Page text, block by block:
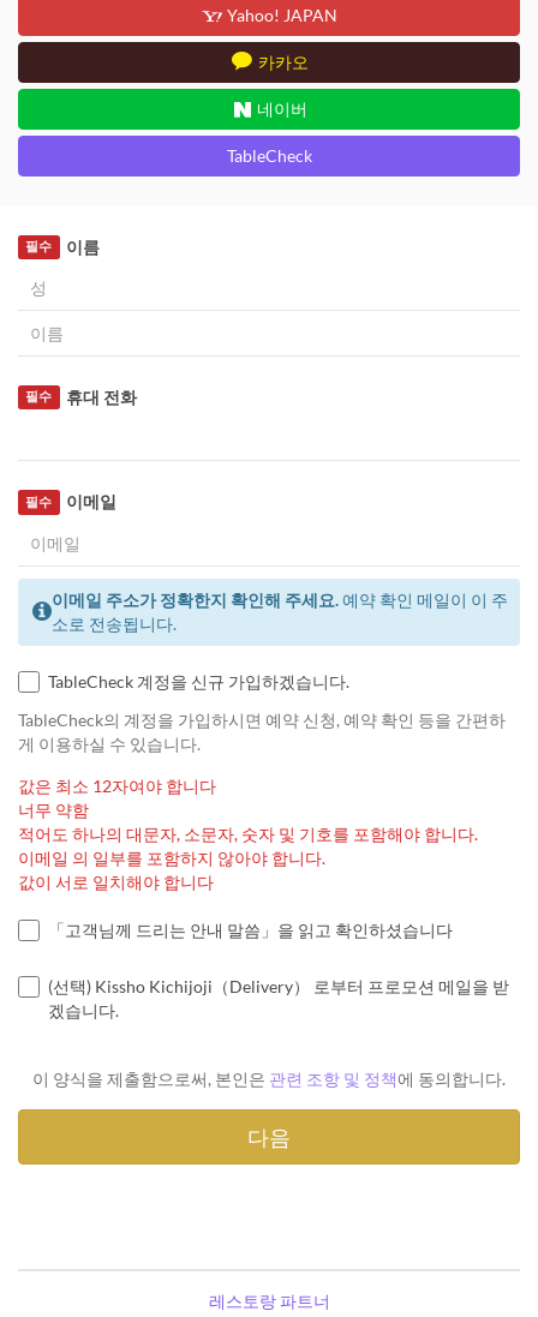
Yahoo! JAPAN
카카오
네이버
TableCheck
이름
필수
휴대 전화
필수
이메일
필수
이메일 주소가 정확한지 확인해 주세요.예약 확인 메일이 이 주
소로 전송됩니다.
TableCheck 계정을 신규 가입하겠습니다.
TableCheck의 계정을 가입하시면 예약 신청, 예약 확인 등을 간편하
게 이용하실 수 있습니다.
값은 최소 12자여야 합니다
너무 약함
적어도 하나의 대문자, 소문자, 숫자 및 기호를 포함해야 합니다.
이메일 의 일부를 포함하지 않아야 합니다.
값이 서로 일치해야 합니다
「고객님께 드리는 안내 말씀」을 읽고 확인하셨습니다
(선택) Kissho Kichijoji（Delivery） 로부터 프로모션 메일을 받
겠습니다.
이 양식을 제출함으로써, 본인은 관련 조항 및 정책에 동의합니다.
레스토랑 파트너